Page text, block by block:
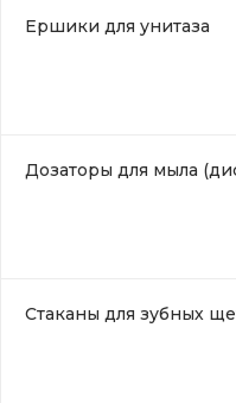
Ершики для унитаза
Дозаторы для мыла
Стаканы для зубных